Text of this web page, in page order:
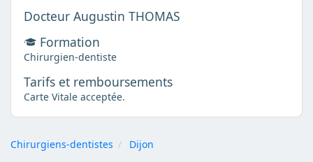
Docteur Augustin THOMAS
Formation
Chirurgien-dentiste
Tarifs et remboursements
Carte Vitale acceptée.
Chirurgiens-dentistes Dijon